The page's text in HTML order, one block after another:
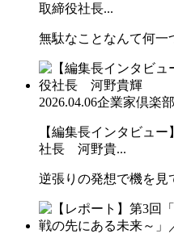
取締役社長...
無駄なことなんて何一
2026.04.06企業家倶楽
【編集長インタビュ
社長 河野貴...
逆張りの発想で機を見